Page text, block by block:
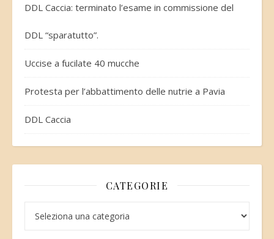
DDL Caccia: terminato l’esame in commissione del
DDL “sparatutto”.
Uccise a fucilate 40 mucche
Protesta per l’abbattimento delle nutrie a Pavia
DDL Caccia
CATEGORIE